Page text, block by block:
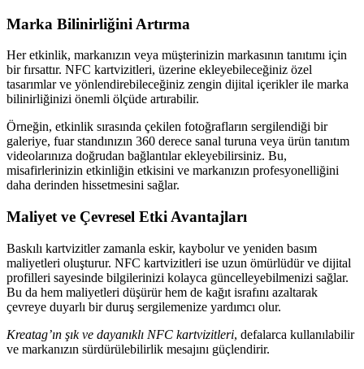
Marka Bilinirliğini Artırma
Her etkinlik, markanızın veya müşterinizin markasının tanıtımı için
bir fırsattır. NFC kartvizitleri, üzerine ekleyebileceğiniz özel
tasarımlar ve yönlendirebileceğiniz zengin dijital içerikler ile marka
bilinirliğinizi önemli ölçüde artırabilir.
Örneğin, etkinlik sırasında çekilen fotoğrafların sergilendiği bir
galeriye, fuar standınızın 360 derece sanal turuna veya ürün tanıtım
videolarınıza doğrudan bağlantılar ekleyebilirsiniz. Bu,
misafirlerinizin etkinliğin etkisini ve markanızın profesyonelliğini
daha derinden hissetmesini sağlar.
Maliyet ve Çevresel Etki Avantajları
Baskılı kartvizitler zamanla eskir, kaybolur ve yeniden basım
maliyetleri oluşturur. NFC kartvizitleri ise uzun ömürlüdür ve dijital
profilleri sayesinde bilgilerinizi kolayca güncelleyebilmenizi sağlar.
Bu da hem maliyetleri düşürür hem de kağıt israfını azaltarak
çevreye duyarlı bir duruş sergilemenize yardımcı olur.
Kreatag’ın şık ve dayanıklı NFC kartvizitleri, defalarca kullanılabilir
ve markanızın sürdürülebilirlik mesajını güçlendirir.